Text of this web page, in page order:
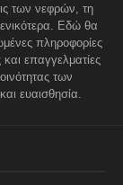
των νεφρών, τη
Εδώ θα
πληροφορίες
επαγγελματίες
των
ευαισθησία.